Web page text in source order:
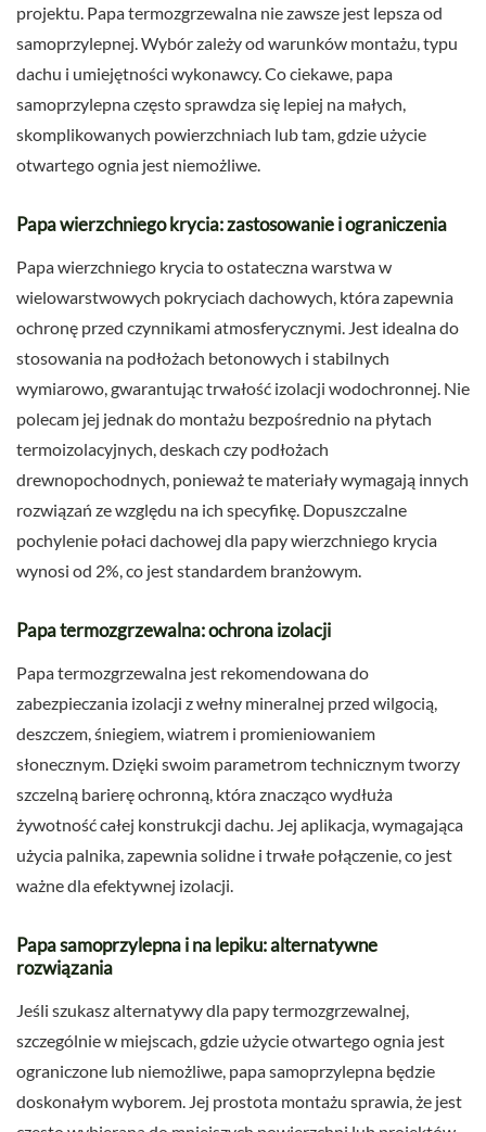
projektu. Papa termozgrzewalna nie zawsze jest lepsza od
samoprzylepnej. Wybór zależy od warunków montażu, typu
dachu i umiejętności wykonawcy. Co ciekawe, papa
samoprzylepna często sprawdza się lepiej na małych,
skomplikowanych powierzchniach lub tam, gdzie użycie
otwartego ognia jest niemożliwe.
Papa wierzchniego krycia: zastosowanie i ograniczenia
Papa wierzchniego krycia to ostateczna warstwa w
wielowarstwowych pokryciach dachowych, która zapewnia
ochronę przed czynnikami atmosferycznymi. Jest idealna do
stosowania na podłożach betonowych i stabilnych
wymiarowo, gwarantując trwałość izolacji wodochronnej. Nie
polecam jej jednak do montażu bezpośrednio na płytach
termoizolacyjnych, deskach czy podłożach
drewnopochodnych, ponieważ te materiały wymagają innych
rozwiązań ze względu na ich specyfikę. Dopuszczalne
pochylenie połaci dachowej dla papy wierzchniego krycia
wynosi od 2%, co jest standardem branżowym.
Papa termozgrzewalna: ochrona izolacji
Papa termozgrzewalna jest rekomendowana do
zabezpieczania izolacji z wełny mineralnej przed wilgocią,
deszczem, śniegiem, wiatrem i promieniowaniem
słonecznym. Dzięki swoim parametrom technicznym tworzy
szczelną barierę ochronną, która znacząco wydłuża
żywotność całej konstrukcji dachu. Jej aplikacja, wymagająca
użycia palnika, zapewnia solidne i trwałe połączenie, co jest
ważne dla efektywnej izolacji.
Papa samoprzylepna i na lepiku: alternatywne
rozwiązania
Jeśli szukasz alternatywy dla papy termozgrzewalnej,
szczególnie w miejscach, gdzie użycie otwartego ognia jest
ograniczone lub niemożliwe, papa samoprzylepna będzie
doskonałym wyborem. Jej prostota montażu sprawia, że jest